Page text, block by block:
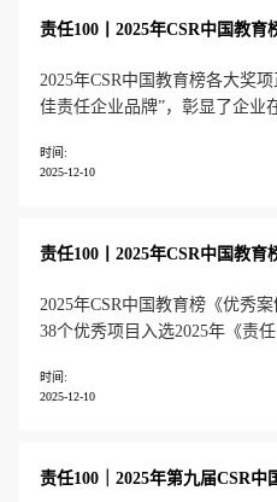
责任100丨2025年CSR中国教育
2025年CSR中国教育榜各大奖
佳责任企业品牌”，彰显了企业
时间:
2025-12-10
责任100丨2025年CSR中国教
2025年CSR中国教育榜《优秀
38个优秀项目入选2025年《责
秀项目入选。
时间:
2025-12-10
责任100｜2025年第九届CSR